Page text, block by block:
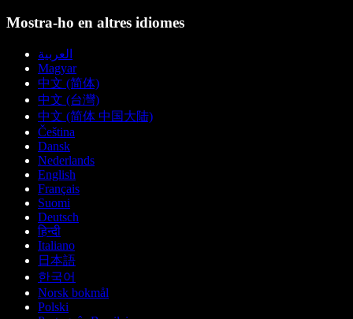
Mostra-ho en altres idiomes
العربية
Magyar
中文 (简体)
中文 (台灣)
中文 (简体 中国大陆)
Čeština
Dansk
Nederlands
English
Français
Suomi
Deutsch
हिन्दी
Italiano
日本語
한국어
Norsk bokmål
Polski